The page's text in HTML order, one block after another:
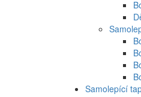
Samolepící